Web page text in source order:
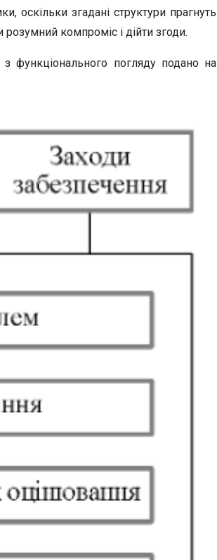
оскільки згадані структури прагнуть
розумний компроміс і дійти згоди.
функціонального погляду подано на